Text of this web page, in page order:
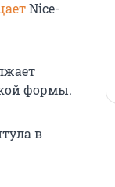
Nice-
формы.
в